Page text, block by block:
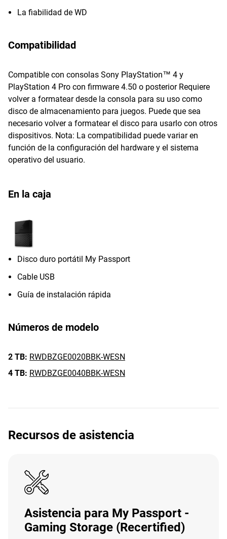
La fiabilidad de WD
Compatibilidad
Compatible con consolas Sony PlayStation™ 4 y
PlayStation 4 Pro con firmware 4.50 o posterior Requiere
volver a formatear desde la consola para su uso como
disco de almacenamiento para juegos. Puede que sea
necesario volver a formatear el disco para usarlo con otros
dispositivos. Nota: La compatibilidad puede variar en
función de la configuración del hardware y el sistema
operativo del usuario.
En la caja
Disco duro portátil My Passport
Cable USB
Guía de instalación rápida
Números de modelo
2 TB: RWDBZGE0020BBK-WESN
4 TB: RWDBZGE0040BBK-WESN
Recursos de asistencia
Asistencia para My Passport -
Gaming Storage (Recertified)